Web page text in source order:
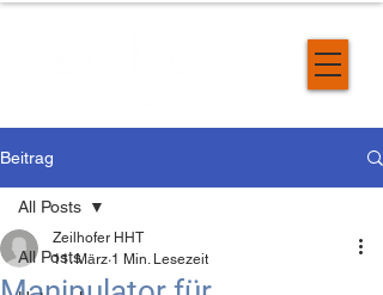
Beitrag
All Posts
All Posts
Zeilhofer HHT
11. März 1 Min. Lesezeit